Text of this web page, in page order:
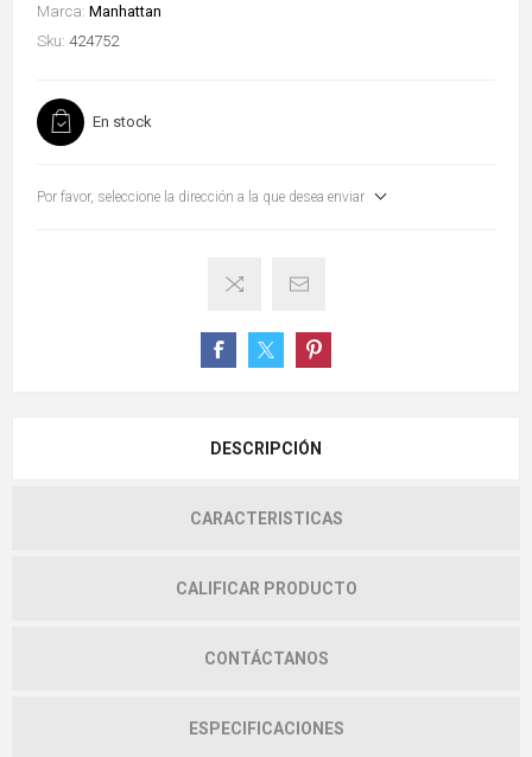
Marca: Manhattan
Sku: 424752
En stock
Por favor, seleccione la dirección a la que desea enviar
DESCRIPCIÓN
CARACTERISTICAS
CALIFICAR PRODUCTO
CONTÁCTANOS
ESPECIFICACIONES